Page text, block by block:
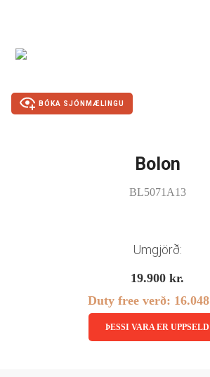
Skjá- lesgleraugu
BÓKA SJÓNMÆLINGU
Bolon
BL5071A13
Umgjörð:
19.900 kr.
Duty free verð: 16.048
ÞESSI VARA ER UPPSELD